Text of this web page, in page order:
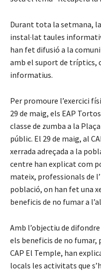
Durant tota la setmana,
instal·lat taules
han fet difusió a la
amb el suport de tríptics,
informatius.
Per promoure l’exercici
29 de maig, els EAP
classe de zumba a la
públic. El 29 de maig, al
xerrada adreçada a la
centre han explicat com
mateix, professionals de
població, on han fet una
beneficis de no fumar a
Amb l’objectiu de
els beneficis de no fumar,
CAP El Temple, han
locals les activitats que